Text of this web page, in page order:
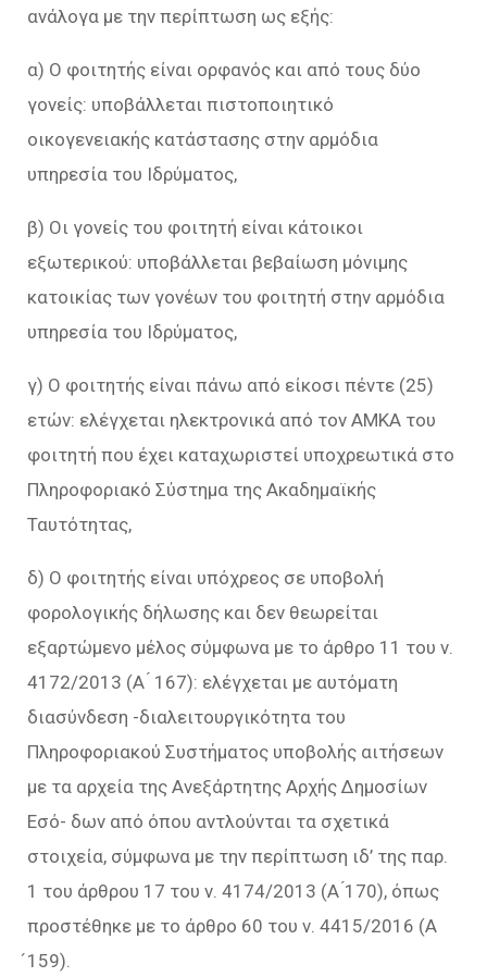
ανάλογα με την περίπτωση ως εξής:
α) Ο φοιτητής είναι ορφανός και από τους δύο
γονείς: υποβάλλεται πιστοποιητικό
οικογενειακής κατάστασης στην αρμόδια
υπηρεσία του Ιδρύματος,
β) Οι γονείς του φοιτητή είναι κάτοικοι
εξωτερικού: υποβάλλεται βεβαίωση μόνιμης
κατοικίας των γονέων του φοιτητή στην αρμόδια
υπηρεσία του Ιδρύματος,
γ) Ο φοιτητής είναι πάνω από είκοσι πέντε (25)
ετών: ελέγχεται ηλεκτρονικά από τον ΑΜΚΑ του
φοιτητή που έχει καταχωριστεί υποχρεωτικά στο
Πληροφοριακό Σύστημα της Ακαδημαϊκής
Ταυτότητας,
δ) Ο φοιτητής είναι υπόχρεος σε υποβολή
φορολογικής δήλωσης και δεν θεωρείται
εξαρτώμενο μέλος σύμφωνα με το άρθρο 11 του ν.
4172/2013 (Α ́ 167): ελέγχεται με αυτόματη
διασύνδεση -διαλειτουργικότητα του
Πληροφοριακού Συστήματος υποβολής αιτήσεων
με τα αρχεία της Ανεξάρτητης Αρχής Δημοσίων
Εσό- δων από όπου αντλούνται τα σχετικά
στοιχεία, σύμφωνα με την περίπτωση ιδ’ της παρ.
1 του άρθρου 17 του ν. 4174/2013 (Α ́170), όπως
προστέθηκε με το άρθρο 60 του ν. 4415/2016 (Α
́159).